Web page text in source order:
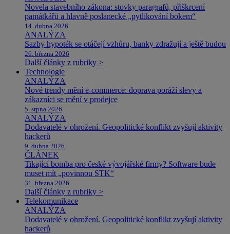
Novela stavebního zákona: stovky paragrafů, přiškrcení
památkářů a hlavně poslanecké „pytlíkování bokem“
14. dubna 2026
ANALÝZA
Sazby hypoték se otáčejí vzhůru, banky zdražují a ještě budou
26. března 2026
Další články z rubriky >
Technologie
ANALÝZA
Nové trendy mění e-commerce: doprava poráží slevy a
zákazníci se mění v prodejce
5. srpna 2026
ANALÝZA
Dodavatelé v ohrožení. Geopolitické konflikt zvyšují aktivity
hackerů
9. dubna 2026
ČLÁNEK
Tikající bomba pro české vývojářské firmy? Software bude
muset mít „povinnou STK“
31. března 2026
Další články z rubriky >
Telekomunikace
ANALÝZA
Dodavatelé v ohrožení. Geopolitické konflikt zvyšují aktivity
hackerů